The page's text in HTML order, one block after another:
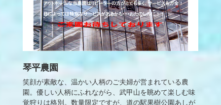
琴平農園
笑顔が素敵な、温かい人柄のご夫婦が営まれている農
園。優しい人柄にふれながら、武甲山を眺めて楽しむ味
覚狩りは格別。数量限定ですが、道の駅果樹公園あしが